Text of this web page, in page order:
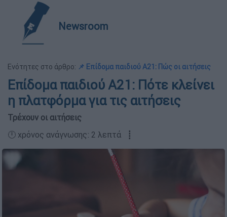
Newsroom
Ενότητες στο άρθρο: 📌 Επίδομα παιδιού Α21: Πώς οι αιτήσεις
Επίδομα παιδιού Α21: Πότε κλείνει
η πλατφόρμα για τις αιτήσεις
Τρέχουν οι αιτήσεις
🕛 χρόνος ανάγνωσης: 2 λεπτά ┋